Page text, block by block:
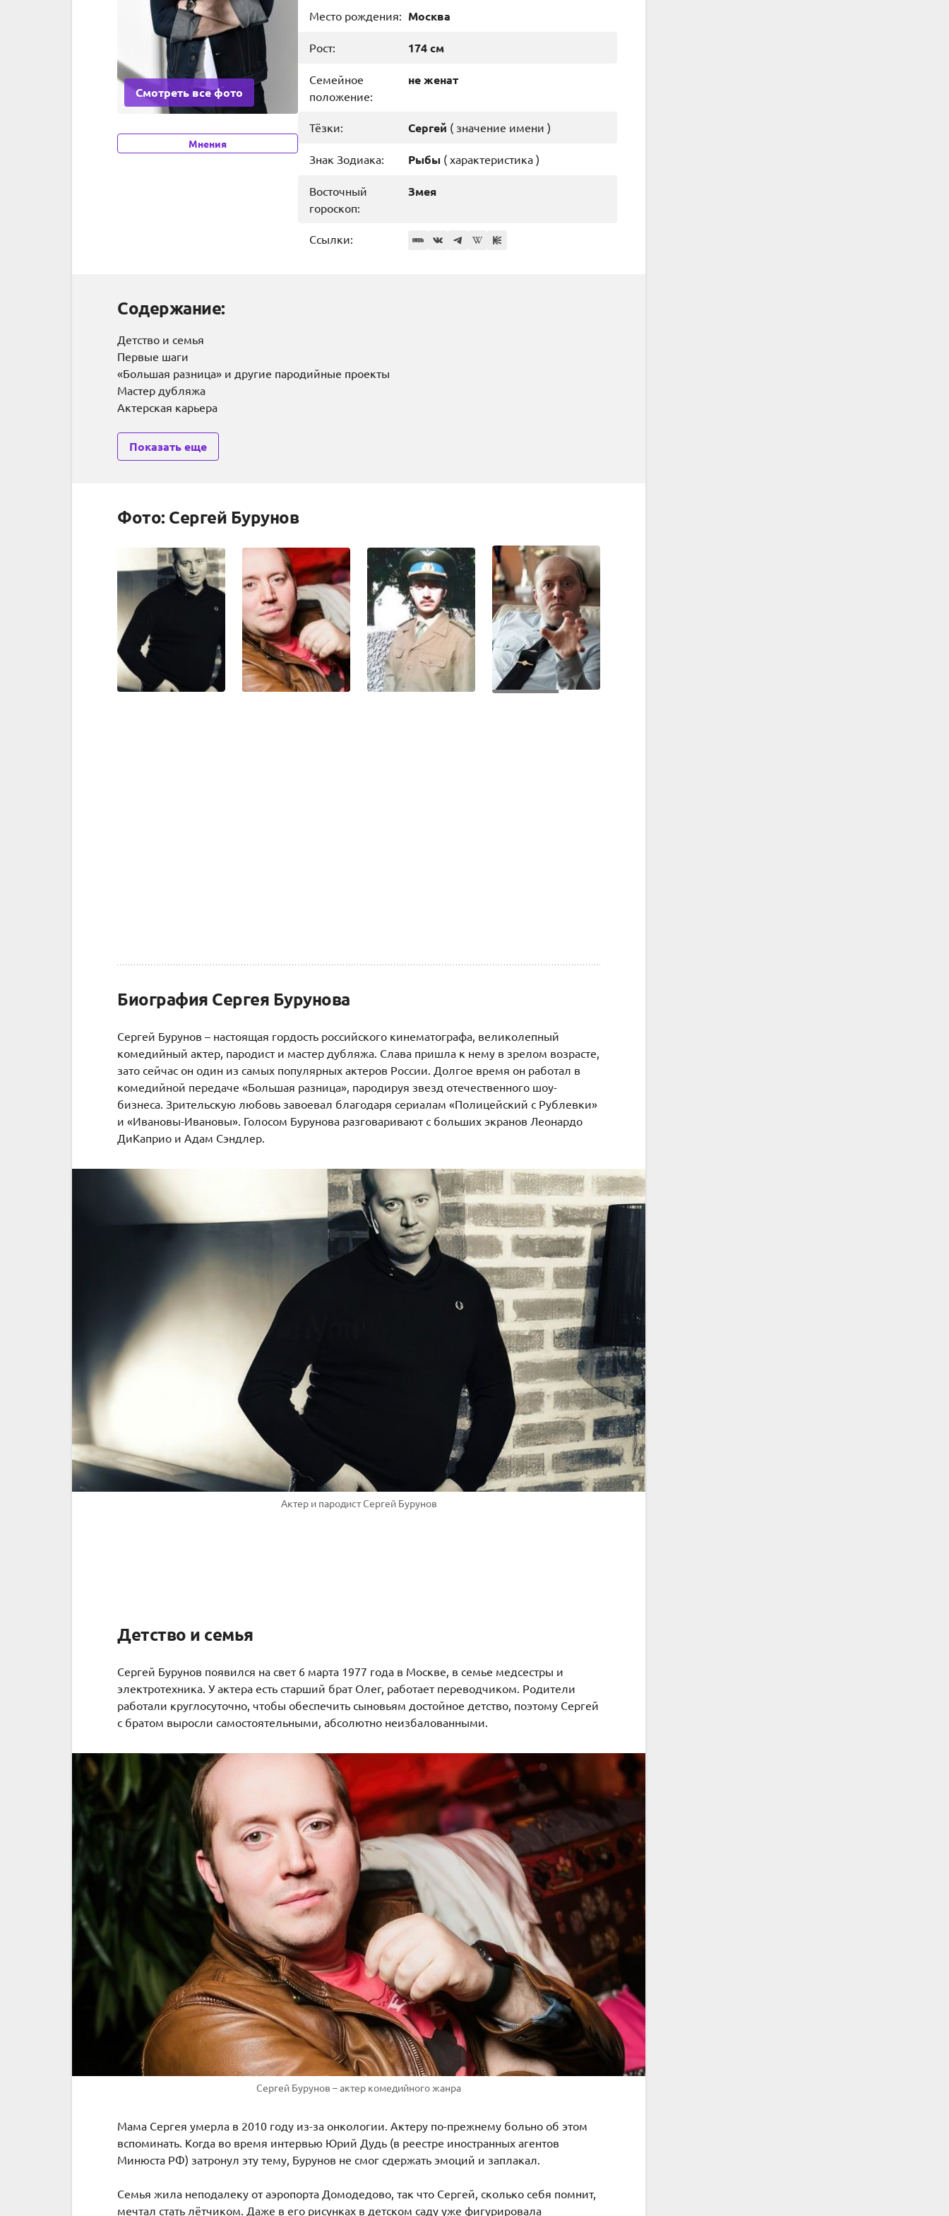
Смотреть все фото
Мнения
Место рождения: Москва
Рост: 174 см
Семейное
положение:
не женат
Тёзки: Сергей ( значение имени )
Знак Зодиака: Рыбы ( характеристика )
Восточный
гороскоп:
Змея
Ссылки:
Содержание:
Детство и семья
Первые шаги
«Большая разница» и другие пародийные проекты
Мастер дубляжа
Актерская карьера
Показать еще
Фото: Сергей Бурунов
Биография Сергея Бурунова
Сергей Бурунов – настоящая гордость российского кинематографа, великолепный
комедийный актер, пародист и мастер дубляжа. Слава пришла к нему в зрелом возрасте,
зато сейчас он один из самых популярных актеров России. Долгое время он работал в
комедийной передаче «Большая разница», пародируя звезд отечественного шоу-
бизнеса. Зрительскую любовь завоевал благодаря сериалам «Полицейский с Рублевки»
и «Ивановы-Ивановы». Голосом Бурунова разговаривают с больших экранов Леонардо
ДиКаприо и Адам Сэндлер.
Актер и пародист Сергей Бурунов
Детство и семья
Сергей Бурунов появился на свет 6 марта 1977 года в Москве, в семье медсестры и
электротехника. У актера есть старший брат Олег, работает переводчиком. Родители
работали круглосуточно, чтобы обеспечить сыновьям достойное детство, поэтому Сергей
с братом выросли самостоятельными, абсолютно неизбалованными.
Сергей Бурунов – актер комедийного жанра
Мама Сергея умерла в 2010 году из-за онкологии. Актеру по-прежнему больно об этом
вспоминать. Когда во время интервью Юрий Дудь (в реестре иностранных агентов
Минюста РФ) затронул эту тему, Бурунов не смог сдержать эмоций и заплакал.
Семья жила неподалеку от аэропорта Домодедово, так что Сергей, сколько себя помнит,
мечтал стать лётчиком. Даже в его рисунках в детском саду уже фигурировала